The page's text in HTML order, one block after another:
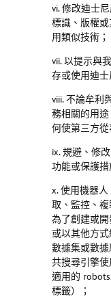
vi. 修改迪士
標識、版權
用類似技術；
vii. 以提示與
存或使用迪士
viii. 不論牟利
務相關的用
何使第三方從
ix. 規避、修
功能或保護措
x. 使用機器
取、監控、
為了創建或
或以其他方
數據集或數據
共搜尋引擎
適用的
標籤）；